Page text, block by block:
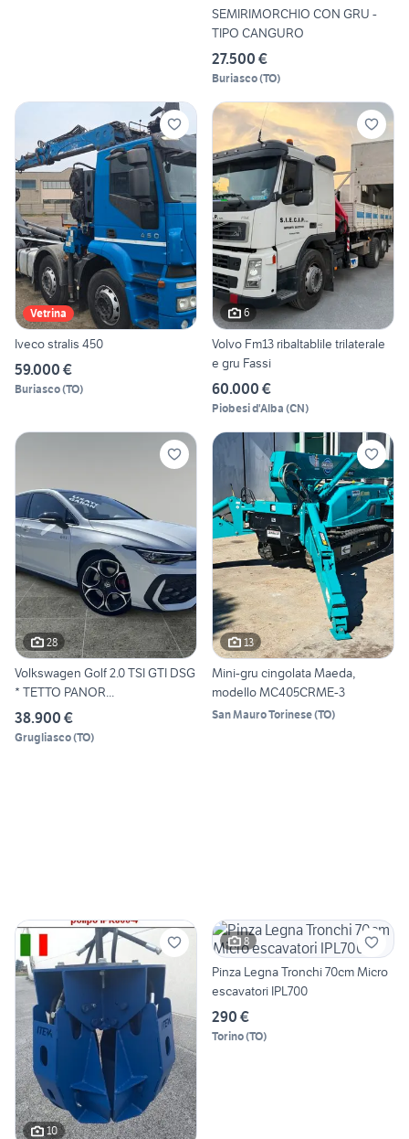
SEMIRIMORCHIO CON GRU -
TIPO CANGURO
27.500 €
Buriasco(TO)
Vetrina
Iveco stralis 450
59.000 €
Buriasco(TO)
6
Volvo Fm13 ribaltablile trilaterale
e gru Fassi
60.000 €
Piobesi d'Alba (CN)
28
Volkswagen Golf 2.0 TSI GTI DSG
* TETTO PANOR...
38.900 €
Grugliasco(TO)
13
Mini-gru cingolata Maeda,
modello MC405CRME-3
San Mauro Torinese(TO)
10
8
Pinza Legna Tronchi 70cm Micro
escavatori IPL700
290 €
Torino(TO)